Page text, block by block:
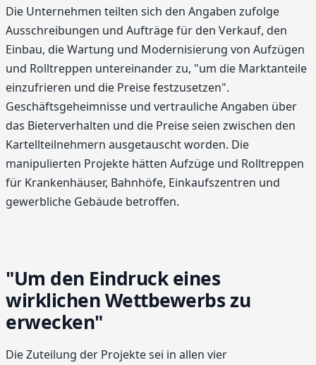
Die Unternehmen teilten sich den Angaben zufolge
Ausschreibungen und Aufträge für den Verkauf, den
Einbau, die Wartung und Modernisierung von Aufzügen
und Rolltreppen untereinander zu, "um die Marktanteile
einzufrieren und die Preise festzusetzen".
Geschäftsgeheimnisse und vertrauliche Angaben über
das Bieterverhalten und die Preise seien zwischen den
Kartellteilnehmern ausgetauscht worden. Die
manipulierten Projekte hätten Aufzüge und Rolltreppen
für Krankenhäuser, Bahnhöfe, Einkaufszentren und
gewerbliche Gebäude betroffen.
"Um den Eindruck eines
wirklichen Wettbewerbs zu
erwecken"
Die Zuteilung der Projekte sei in allen vier